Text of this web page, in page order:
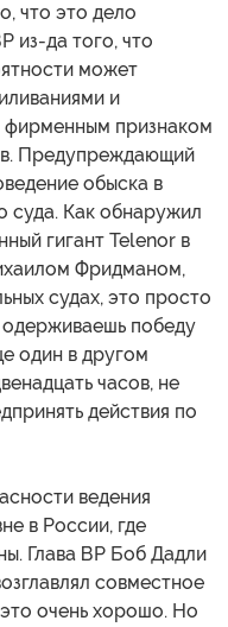
что это дело
из-да того, что
может
и
фирменным признаком
Предупреждающий
обыска в
суда. Как обнаружил
гигант Telenor в
Фридманом,
судах, это просто
одерживаешь победу
один в другом
часов, не
действия по
ведения
в России, где
Глава ВР Боб Дадли
совместное
очень хорошо. Но